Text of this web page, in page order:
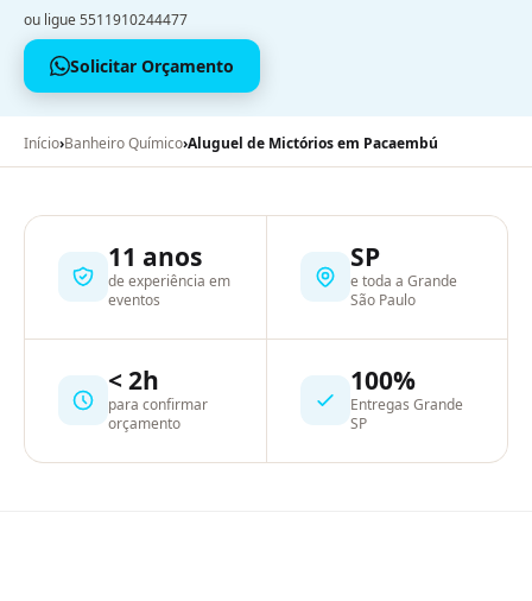
ou ligue 5511910244477
Solicitar Orçamento
Início›Banheiro Químico›Aluguel de Mictórios em Pacaembú
11 anos
de experiência em
eventos
SP
e toda a Grande
São Paulo
< 2h
para confirmar
orçamento
100%
Entregas Grande
SP